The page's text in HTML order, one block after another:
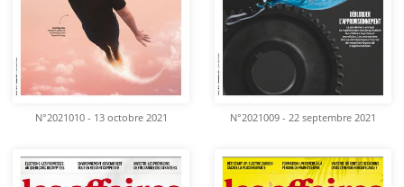
N°2021010 - 13 octobre 2021 N°2021009 - 22 septembre 2021